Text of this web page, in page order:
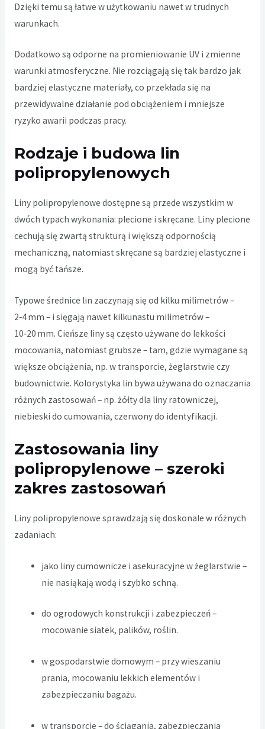
Dzięki temu są łatwe w użytkowaniu nawet w trudnych
warunkach.
Dodatkowo są odporne na promieniowanie UV i zmienne
warunki atmosferyczne. Nie rozciągają się tak bardzo jak
bardziej elastyczne materiały, co przekłada się na
przewidywalne działanie pod obciążeniem i mniejsze
ryzyko awarii podczas pracy.
Rodzaje i budowa lin
polipropylenowych
Liny polipropylenowe dostępne są przede wszystkim w
dwóch typach wykonania: plecione i skręcane. Liny plecione
cechują się zwartą strukturą i większą odpornością
mechaniczną, natomiast skręcane są bardziej elastyczne i
mogą być tańsze.
Typowe średnice lin zaczynają się od kilku milimetrów –
2‑4 mm – i sięgają nawet kilkunastu milimetrów –
10‑20 mm. Cieńsze liny są często używane do lekkości
mocowania, natomiast grubsze – tam, gdzie wymagane są
większe obciążenia, np. w transporcie, żeglarstwie czy
budownictwie. Kolorystyka lin bywa używana do oznaczania
różnych zastosowań – np. żółty dla liny ratowniczej,
niebieski do cumowania, czerwony do identyfikacji.
Zastosowania liny
polipropylenowe – szeroki
zakres zastosowań
Liny polipropylenowe sprawdzają się doskonale w różnych
zadaniach:
jako liny cumownicze i asekuracyjne w żeglarstwie –
nie nasiąkają wodą i szybko schną.
do ogrodowych konstrukcji i zabezpieczeń –
mocowanie siatek, palików, roślin.
w gospodarstwie domowym – przy wieszaniu
prania, mocowaniu lekkich elementów i
zabezpieczaniu bagażu.
w transporcie – do ściągania, zabezpieczania